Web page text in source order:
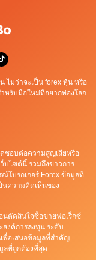
ไม่ว่าจะเป็น forex หุ้น หรือ
ำหรับมือใหม่ที่อยากท่องโลก
ชอบต่อความสูญเสียหรือ
บไซต์นี้ รวมถึงข่าวการ
โบรกเกอร์ Forex ข้อมูลที่
นความคิดเห็นของ
นตัดสินใจซื้อขายฟอเร็กซ์
สงค์การลงทุน ระดับ
พื่อเสนอข้อมูลที่สำคัญ
ลที่ถูกต้องที่สุด